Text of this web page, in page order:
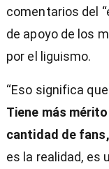
comentarios del
de apoyo de los
por el liguismo.
“Eso significa
Tiene más
cantidad de
es la realidad, es